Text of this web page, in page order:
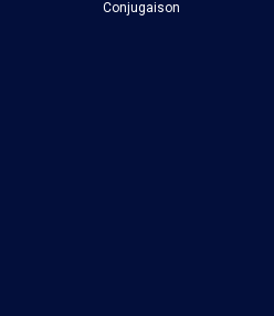
Conjugaison